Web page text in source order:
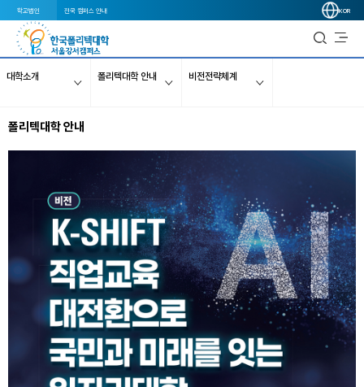
학교법인 전국 캠퍼스 안내 KOR
대학소개 폴리텍대학 안내 비전전략체계
폴리텍대학 안내